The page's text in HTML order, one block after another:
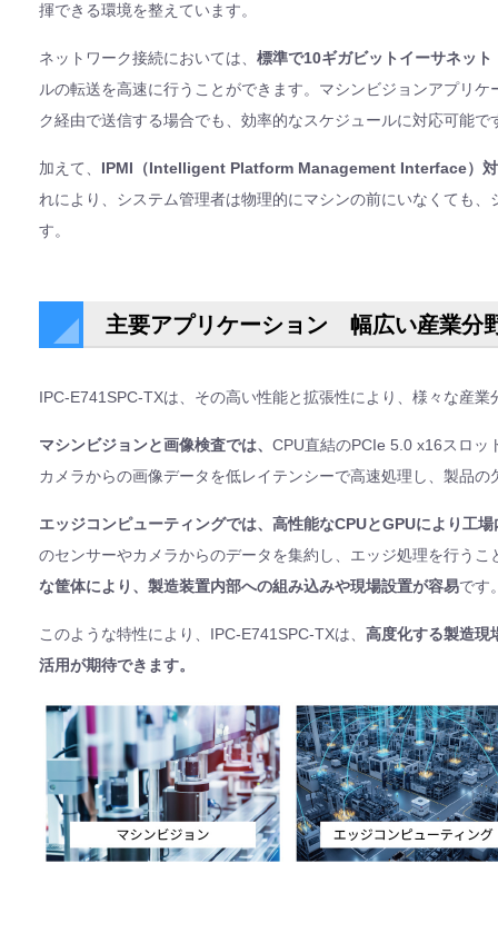
揮できる環境を整えています。
ネットワーク接続においては、 標準で10ギガビットイーサネッ
ルの転送を高速に行うことができます。マシンビジョンアプリ
ク経由で送信する場合でも、効率的なスケジュールに対応可能で
加えて、 IPMI（Intelligent Platform Management Interface）対
れにより、システム管理者は物理的にマシンの前にいなくても
す。
主要アプリケーション 幅広い産業分
IPC-E741SPC-TXは、その高い性能と拡張性により、様々な産業
マシンビジョンと画像検査では、 CPU直結のPCIe 5.0 x16スロッ
カメラからの画像データを低レイテンシーで高速処理し、製品
エッジコンピューティングでは、高性能なCPUとGPUにより工
のセンサーやカメラからのデータを集約し、エッジ処理を行う
な筐体により、製造装置内部への組み込みや現場設置が容易です
このような特性により、IPC-E741SPC-TXは、 高度化する製造現
活用が期待できます。